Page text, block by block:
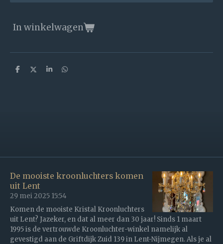
In winkelwagen
D
D
S
D
De mooiste kroonluchters komen
uit Lent
29 mei 2025 15:54
Komen de mooiste Kristal Kroonluchters
uit Lent? Jazeker, en dat al meer dan 30 jaar! Sinds 1 maart
1995 is de vertrouwde Kroonluchter-winkel namelijk al
gevestigd aan de Griftdijk Zuid 139 in Lent-Nijmegen. Als je al